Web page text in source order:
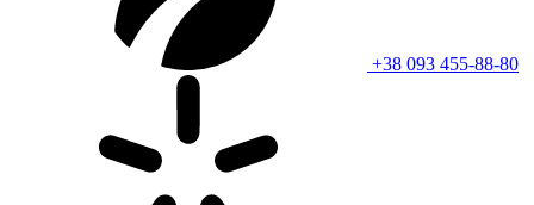
+38 093 455-88-80